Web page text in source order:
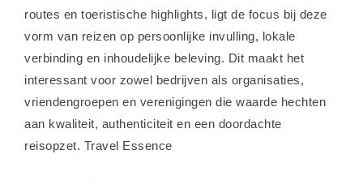
routes en toeristische highlights, ligt de focus bij deze
vorm van reizen op persoonlijke invulling, lokale
verbinding en inhoudelijke beleving. Dit maakt het
interessant voor zowel bedrijven als organisaties,
vriendengroepen en verenigingen die waarde hechten
aan kwaliteit, authenticiteit en een doordachte
reisopzet. Travel Essence